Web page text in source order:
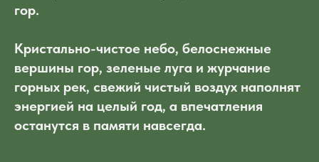
гор.
Кристально-чистое небо, белоснежные
вершины гор, зеленые луга и журчание
горных рек, свежий чистый воздух наполнят
энергией на целый год, а впечатления
останутся в памяти навсегда.